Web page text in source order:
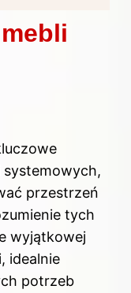
przestrzeń
tych
wyjątkowej
idealnie
potrzeb